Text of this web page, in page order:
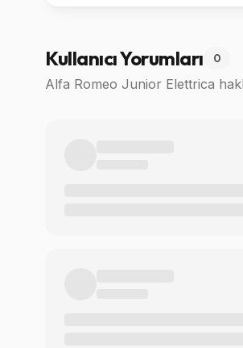
Kullanıcı Yorumları 0
Alfa Romeo Junior Elettrica